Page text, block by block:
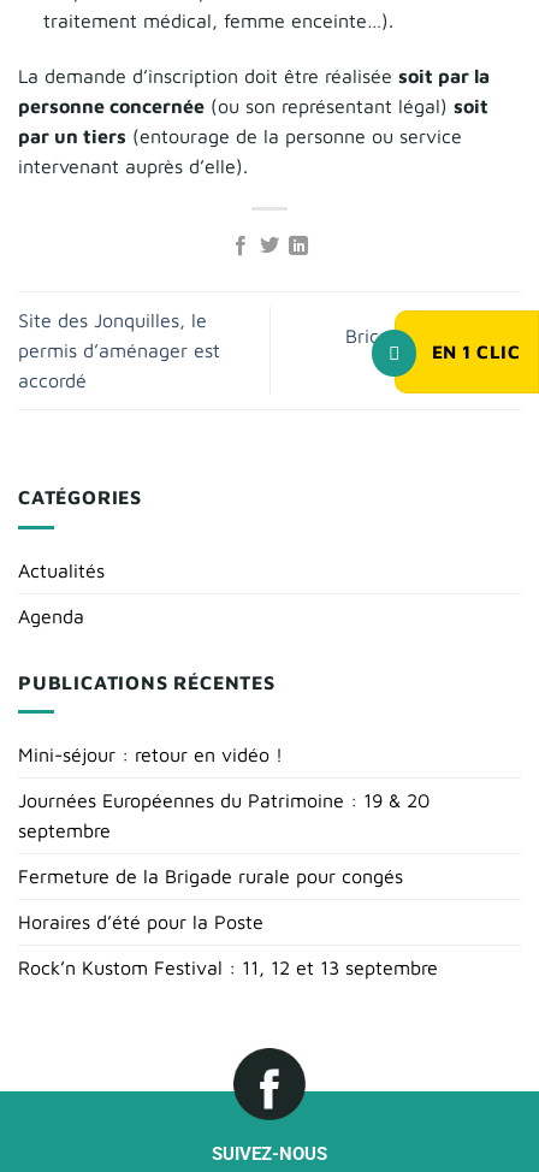
EN1 CLIC
traitement médical, femme enceinte…).
La demande d’inscription doit être réalisée soit par la
personne concernée (ou son représentant légal) soit
par un tiers (entourage de la personne ou service
intervenant auprès d’elle).
Site des Jonquilles, le
permis d’aménager est
accordé
Brico ‘Vacances à la
bibliothèque
CATÉGORIES
Actualités
Agenda
PUBLICATIONS RÉCENTES
Mini-séjour : retour en vidéo !
Journées Européennes du Patrimoine : 19 & 20
septembre
Fermeture de la Brigade rurale pour congés
Horaires d’été pour la Poste
Rock’n Kustom Festival : 11, 12 et 13 septembre
SUIVEZ-NOUS